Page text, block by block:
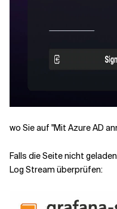
wo Sie auf "Mit Azure AD
Falls die Seite nicht
Log Stream überprüfen: